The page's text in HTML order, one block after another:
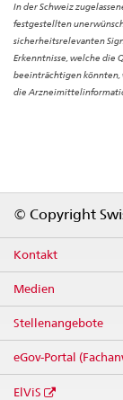
In der Schweiz
festgestellten
sicherheitsrelevanten
Erkenntnisse, welche die
beeinträchtigen könnten,
die
© Copyright
Kontakt
Medien
Stellenangebote
eGov-Portal
ElViS